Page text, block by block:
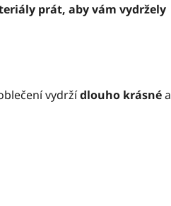
prát, aby vám vydržely
vydržídlouho krásnéa